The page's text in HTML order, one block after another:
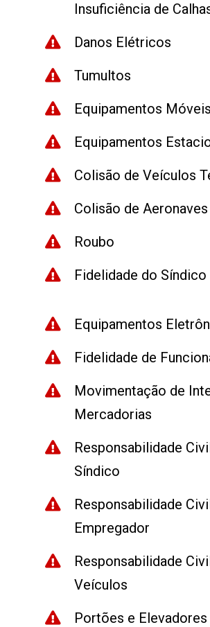
Insuficiência de
Danos Elétricos
Tumultos
Equipamentos Móveis
Equipamentos
Colisão de Veículos
Colisão de Aeronaves
Roubo
Fidelidade do Síndico
Equipamentos
Fidelidade de
Movimentação de
Mercadorias
Responsabilidade
Síndico
Responsabilidade
Empregador
Responsabilidade
Veículos
Portões e Elevadores